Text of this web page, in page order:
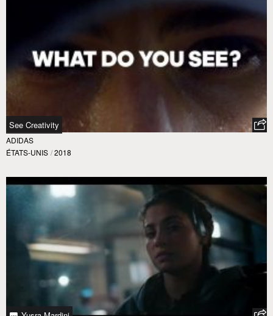
See Creativity
ADIDAS
ÉTATS-UNIS / 2018